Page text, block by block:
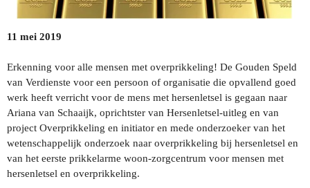
11 mei 2019
Erkenning voor alle mensen met overprikkeling! De Gouden Speld
van Verdienste voor een persoon of organisatie die opvallend goed
werk heeft verricht voor de mens met hersenletsel is gegaan naar
Ariana van Schaaijk, oprichtster van Hersenletsel-uitleg en van
project Overprikkeling en initiator en mede onderzoeker van het
wetenschappelijk onderzoek naar overprikkeling bij hersenletsel en
van het eerste prikkelarme woon-zorgcentrum voor mensen met
hersenletsel en overprikkeling.